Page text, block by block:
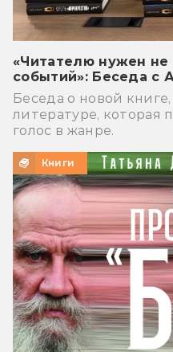
«Читателю нужен не
событий»: Беседа с
Беседа о новой
литературе, которая
голос в жанре.
Книги